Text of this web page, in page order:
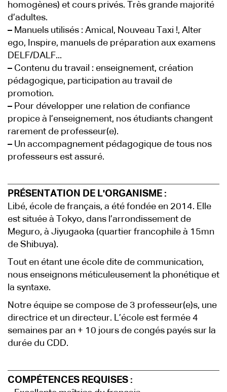
homogènes) et cours privés. Très grande majorité
d’adultes.
– Manuels utilisés : Amical, Nouveau Taxi !, Alter
ego, Inspire, manuels de préparation aux examens
DELF/DALF...
– Contenu du travail : enseignement, création
pédagogique, participation au travail de
promotion.
– Pour développer une relation de confiance
propice à l’enseignement, nos étudiants changent
rarement de professeur(e).
– Un accompagnement pédagogique de tous nos
professeurs est assuré.
PRÉSENTATION DE L'ORGANISME :
Libé, école de français, a été fondée en 2014. Elle
est située à Tokyo, dans l’arrondissement de
Meguro, à Jiyugaoka (quartier francophile à 15mn
de Shibuya).
Tout en étant une école dite de communication,
nous enseignons méticuleusement la phonétique et
la syntaxe.
Notre équipe se compose de 3 professeur(e)s, une
directrice et un directeur. L’école est fermée 4
semaines par an + 10 jours de congés payés sur la
durée du CDD.
COMPÉTENCES REQUISES :